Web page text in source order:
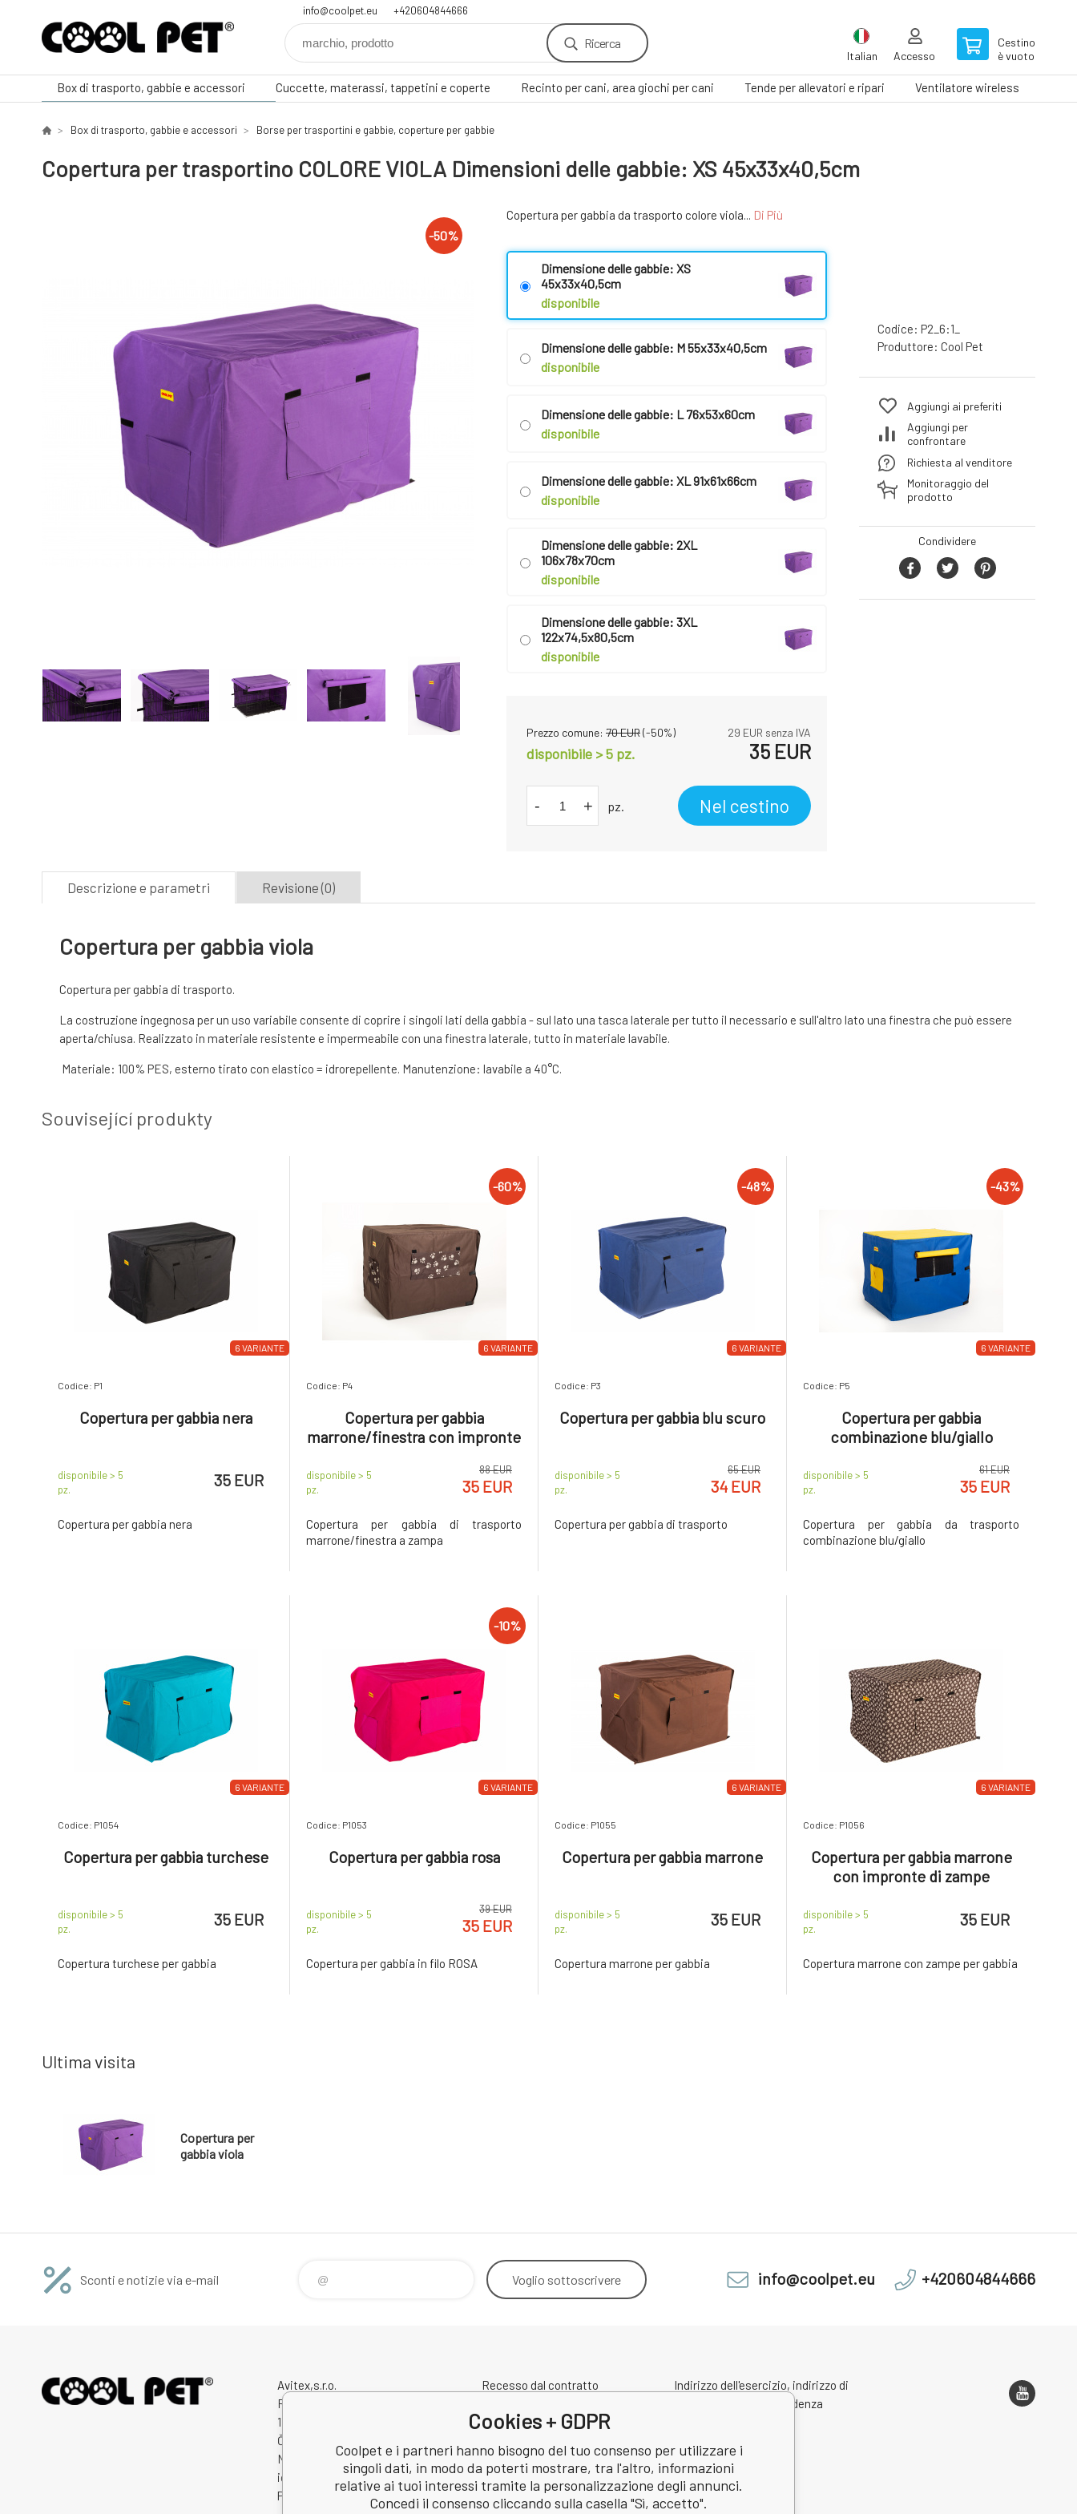
info@coolpet.eu +420604844666
Ricerca
Italian Accesso
Cestino
è vuoto
Box di trasporto, gabbie e accessori Cuccette, materassi, tappetini e coperte Recinto per cani, area giochi per cani Tende per allevatori e ripari Ventilatore wireless
Box di trasporto, gabbie e accessori Borse per trasportini e gabbie, coperture per gabbie
Copertura per trasportino COLORE VIOLA Dimensioni delle gabbie: XS 45x33x40,5cm
-50%
Copertura per gabbia da trasporto colore viola... Di Più
Dimensione delle gabbie: XS
45x33x40,5cm
disponibile
Dimensione delle gabbie: M 55x33x40,5cm
disponibile
Dimensione delle gabbie: L 76x53x60cm
disponibile
Dimensione delle gabbie: XL 91x61x66cm
disponibile
Dimensione delle gabbie: 2XL
106x78x70cm
disponibile
Dimensione delle gabbie: 3XL
122x74,5x80,5cm
disponibile
Prezzo comune: 70EUR(-50%) 29 EUR senza IVA
disponibile > 5 pz. 35 EUR
- + pz. Nel cestino
Codice: P2_6:1_
Produttore: Cool Pet
Aggiungi ai preferiti
Aggiungi per
confrontare
Richiesta al venditore
Monitoraggio del
prodotto
Condividere
Descrizione e parametri Revisione (0)
Copertura per gabbia viola
Copertura per gabbia di trasporto.
La costruzione ingegnosa per un uso variabile consente di coprire i singoli lati della gabbia - sul lato una tasca laterale per tutto il necessario e sull'altro lato una finestra che può essere
aperta/chiusa. Realizzato in materiale resistente e impermeabile con una finestra laterale, tutto in materiale lavabile.
Materiale: 100% PES, esterno tirato con elastico = idrorepellente. Manutenzione: lavabile a 40°C.
Související produkty
6 VARIANTE
Codice: P1
Copertura per gabbia nera
disponibile > 5
pz.
35 EUR
Copertura per gabbia nera
6 VARIANTE
-60%
Codice: P4
Copertura per gabbia
marrone/finestra con impronte
disponibile > 5
pz.
88 EUR
35 EUR
Copertura per gabbia di trasporto
marrone/finestra a zampa
6 VARIANTE
-48%
Codice: P3
Copertura per gabbia blu scuro
disponibile > 5
pz.
65 EUR
34 EUR
Copertura per gabbia di trasporto
6 VARIANTE
-43%
Codice: P5
Copertura per gabbia
combinazione blu/giallo
disponibile > 5
pz.
61 EUR
35 EUR
Copertura per gabbia da trasporto
combinazione blu/giallo
6 VARIANTE
Codice: P1054
Copertura per gabbia turchese
disponibile > 5
pz.
35 EUR
Copertura turchese per gabbia
6 VARIANTE
-10%
Codice: P1053
Copertura per gabbia rosa
disponibile > 5
pz.
39 EUR
35 EUR
Copertura per gabbia in filo ROSA
6 VARIANTE
Codice: P1055
Copertura per gabbia marrone
disponibile > 5
pz.
35 EUR
Copertura marrone per gabbia
6 VARIANTE
Codice: P1056
Copertura per gabbia marrone
con impronte di zampe
disponibile > 5
pz.
35 EUR
Copertura marrone con zampe per gabbia
Ultima visita
Copertura per
gabbia viola
Sconti e notizie via e-mail Voglio sottoscrivere info@coolpet.eu +420604844666
Avitex,s.r.o.
Rybná 716/24
11000 Praha 1
Česká Republika
Numero di
identificazione: 60745291
Partita IVA: CZ60745291
Recesso dal contratto
Condizioni di protezione dei dati
Revisione
Indirizzo dell'esercizio, indirizzo di
spedizione e corrispondenza
Cookies + GDPR
Coolpet e i partneri hanno bisogno del tuo consenso per utilizzare i
singoli dati, in modo da poterti mostrare, tra l'altro, informazioni
relative ai tuoi interessi tramite la personalizzazione degli annunci.
Concedi il consenso cliccando sulla casella "Sì, accetto".